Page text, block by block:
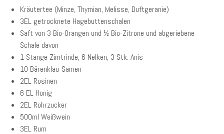
Kräutertee (Minze, Thymian, Melisse, Duftgeranie)
3EL getrocknete Hagebuttenschalen
Saft von 3 Bio-Orangen und ½ Bio-Zitrone und abgeriebene
Schale davon
1 Stange Zimtrinde, 6 Nelken, 3 Stk. Anis
10 Bärenklau-Samen
2EL Rosinen
6 EL Honig
2EL Rohrzucker
500ml Weißwein
3EL Rum